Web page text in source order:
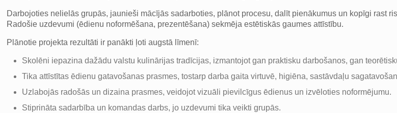
Darbojoties nelielās grupās, jaunieši mācījās sadarboties, plānot procesu, dalīt pienākumus un kopīgi rast
Radošie uzdevumi (ēdienu noformēšana, prezentēšana) sekmēja estētiskās gaumes attīstību.
Plānotie projekta rezultāti ir panākti ļoti augstā līmenī:
Skolēni iepazina dažādu valstu kulinārijas tradīcijas, izmantojot gan praktisku darbošanos, gan
Tika attīstītas ēdienu gatavošanas prasmes, tostarp darba gaita virtuvē, higiēna, sastāvdaļu
Uzlabojās radošās un dizaina prasmes, veidojot vizuāli pievilcīgus ēdienus un izvēloties noformējumu.
Stiprināta sadarbība un komandas darbs, jo uzdevumi tika veikti grupās.